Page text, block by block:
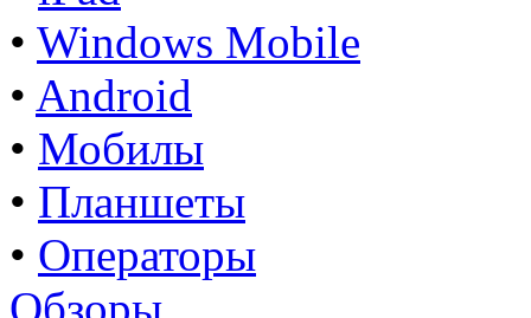
• Windows Mobile
• Android
• Мобилы
• Планшеты
• Операторы